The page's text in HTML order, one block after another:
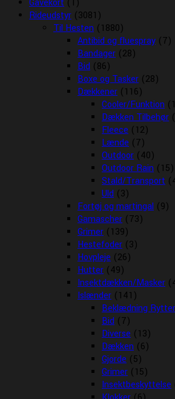
Gavekort (1)
Rideudstyr (3081)
Til Hesten (1880)
Antibid og fluespray (7)
Bandager (28)
Bid (86)
Boxe og Tasker (28)
Dækkener (116)
Cooler/Funktion
Dækken Tilbehør
Fleece (12)
Lænde (7)
Outdoor (40)
Outdoor Rain (15)
Stald/Transport
Uld (3)
Fortøj og martingal (9)
Gamascher (73)
Grimer (139)
Hestefoder (3)
Hovpleje (26)
Hutter (49)
Insektdækken/Masker
Islænder (141)
Beklædning Rytter
Bid (7)
Diverse (13)
Dækken (6)
Gjorde (5)
Grimer (15)
Insektbeskyttelse